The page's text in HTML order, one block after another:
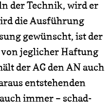
der Technik, wird er
die Ausführung
gewünscht, ist der
von jeglicher Haftung
der AG den AN auch
entstehenden
immer – schad-